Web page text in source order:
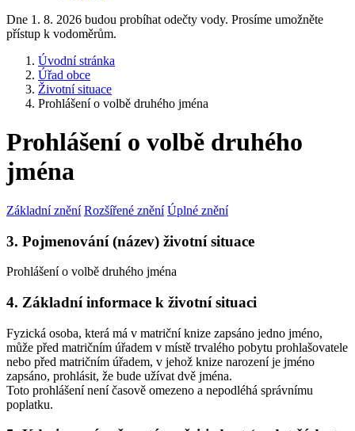
Dne 1. 8. 2026 budou probíhat odečty vody. Prosíme umožněte
přístup k vodoměrům.
Úvodní stránka
Úřad obce
Životní situace
Prohlášení o volbě druhého jména
Prohlášení o volbě druhého
jména
Základní znění Rozšířené znění Úplné znění
3. Pojmenování (název) životní situace
Prohlášení o volbě druhého jména
4. Základní informace k životní situaci
Fyzická osoba, která má v matriční knize zapsáno jedno jméno,
může před matričním úřadem v místě trvalého pobytu prohlašovatele
nebo před matričním úřadem, v jehož knize narození je jméno
zapsáno, prohlásit, že bude užívat dvě jména.
Toto prohlášení není časově omezeno a nepodléhá správnímu
poplatku.